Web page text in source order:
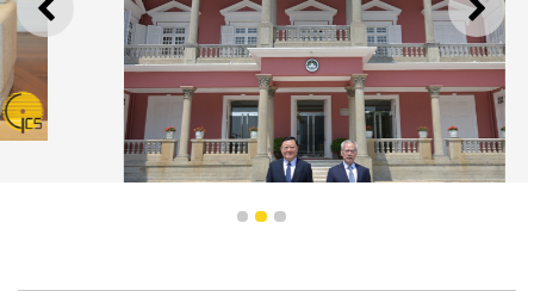
上一則 下一
1 2 3